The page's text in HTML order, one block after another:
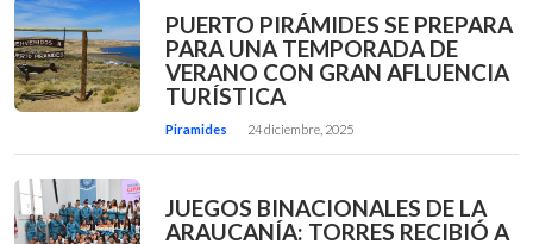
PUERTO PIRÁMIDES SE PREPARA
PARA UNA TEMPORADA DE
VERANO CON GRAN AFLUENCIA
TURÍSTICA
Piramides 24 diciembre, 2025
JUEGOS BINACIONALES DE LA
ARAUCANÍA: TORRES RECIBIÓ A